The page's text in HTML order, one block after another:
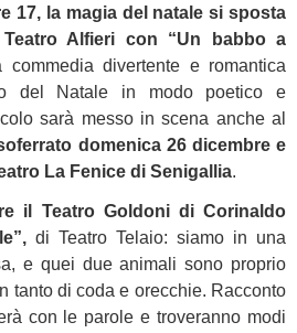
17, la magia del natale si sposta
Alfieri con “Un babbo a
commedia divertente e romantica
del Natale in modo poetico e
sarà messo in scena anche al
domenica 26 dicembre e
La Fenice di Senigallia.
il Teatro Goldoni di Corinaldo
di Teatro Telaio: siamo in una
e quei due animali sono proprio
tanto di coda e orecchie. Racconto
con le parole e troveranno modi